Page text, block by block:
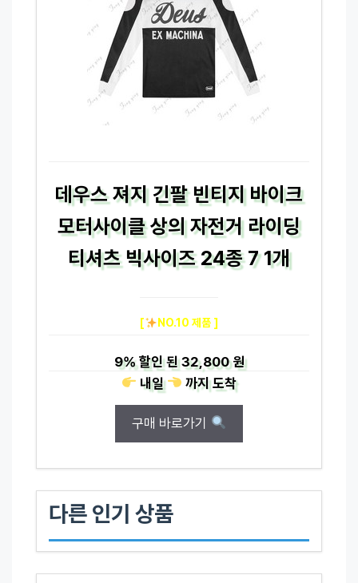
데우스 져지 긴팔 빈티지 바이크
모터사이클 상의 자전거 라이딩
티셔츠 빅사이즈 24종 7 1개
[ NO.10 제품 ]
9%할인 된32,800 원
내일
까지도착
구매 바로가기
다른 인기 상품